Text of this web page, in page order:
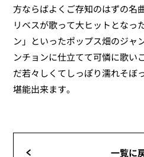
方ならばよくご存知のはずの名
リベスが歌って大ヒットとなっ
ン」といったポップス畑のジャ
ンチョンに仕立てて可憐に歌い
だ若々しくてしっぽり濡れそぼ
堪能出来ます。
一覧に